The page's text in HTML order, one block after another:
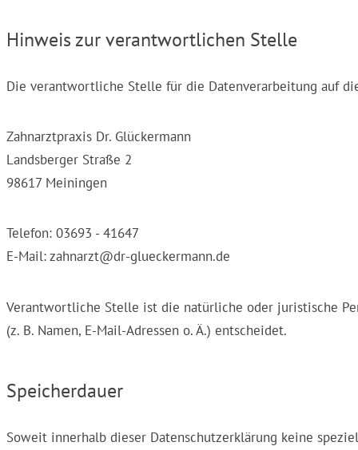
Hinweis zur verantwortlichen Stelle
Die verantwortliche Stelle für die Datenverarbeitung auf
Zahnarztpraxis Dr. Glückermann
Landsberger Straße 2
98617 Meiningen
Telefon: 03693 - 41647
E-Mail: zahnarzt@dr-glueckermann.de
Verantwortliche Stelle ist die natürliche oder juristische
(z. B. Namen, E-Mail-Adressen o. Ä.) entscheidet.
Speicherdauer
Soweit innerhalb dieser Datenschutzerklärung keine